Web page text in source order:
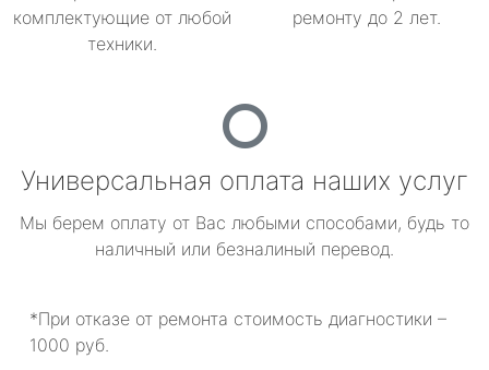
комплектующие от любой
техники.
ремонту до 2 лет.
Универсальная оплата наших услуг
Мы берем оплату от Вас любыми способами, будь то
наличный или безналиный перевод.
*При отказе от ремонта стоимость диагностики –
1000 руб.